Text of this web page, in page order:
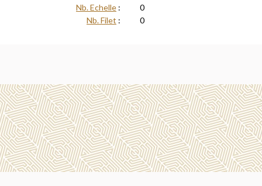
Nb. Echelle :
0
Nb. Filet : 0